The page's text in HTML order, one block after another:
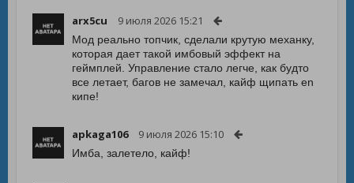
arx5cu 9 июля 2026 15:21
Мод реально топчик, сделали крутую механку,
которая дает такой имбовый эффект на
геймплей. Управление стало легче, как будто
все летает, багов не замечал, кайф щипать en
кипе!
apkaga106 9 июля 2026 15:10
Имба, залетело, кайф!